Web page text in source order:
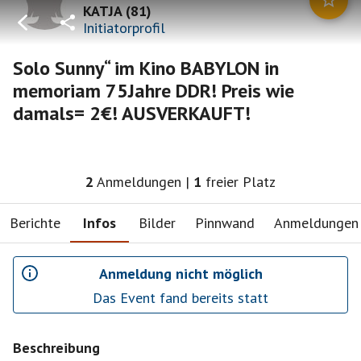
KATJA(81)
Initiatorprofil
Solo Sunny“ im Kino BABYLON in
memoriam 75Jahre DDR! Preis wie
damals= 2€! AUSVERKAUFT!
2 Anmeldungen | 1 freier Platz
Berichte Infos Bilder Pinnwand Anmeldungen
Anmeldung nicht möglich
Das Event fand bereits statt
Beschreibung